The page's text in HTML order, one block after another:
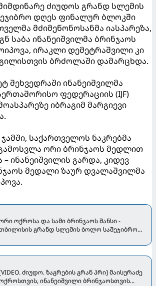
ძიუდოს გრანდ სლემის
დღეს ფინალურ ბლოკში
მძიმეწონოსანმა იასპარეზა,
საბა ინანეიშვილმა ბრინჯაოს
ირაკლი დემეტრაშვილი კი
ბრძოლაში დამარცხდა.
შეხვედრაში ინანეიშვილმა
ფედერაციის (IJF)
იბრაგიმ მარგიევი
საქართველოს ნაკრებმა
ორი ბრინჯაოს მედლით
ინანეიშვილის გარდა, კიდევ
მედალი ზაურ დვალაშვილმა
ოქროსა და სამი ბრინჯაოს შანსი -
გრანდ სლემის ბოლო საშეჯიბრო
[VIDEO. ძიუდო. ზაგრების გრან პრი] მაისურაძე
ინანეიშვილი ბრინჯაოსთვის...